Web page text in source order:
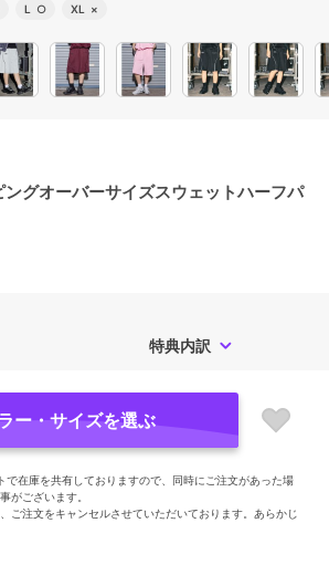
L ○ XL ×
ングオーバーサイズスウェットハーフパ
特典内訳
ー・サイズを選ぶ
で在庫を共有しておりますので、同時にご注文があった場
がございます。
ご注文をキャンセルさせていただいております。あらかじ